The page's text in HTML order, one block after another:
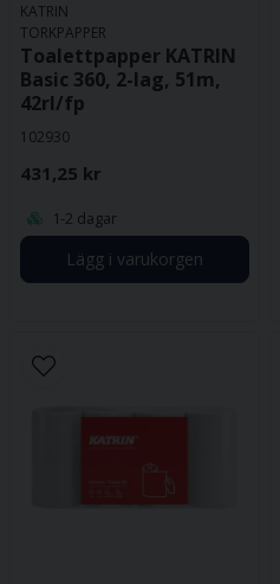
KATRIN
TORKPAPPER
Toalettpapper KATRIN
Basic 360, 2-lag, 51m,
42rl/fp
102930
431,25 kr
1-2 dagar
Lägg i varukorgen